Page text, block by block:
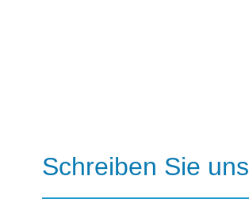
Schreiben Sie uns